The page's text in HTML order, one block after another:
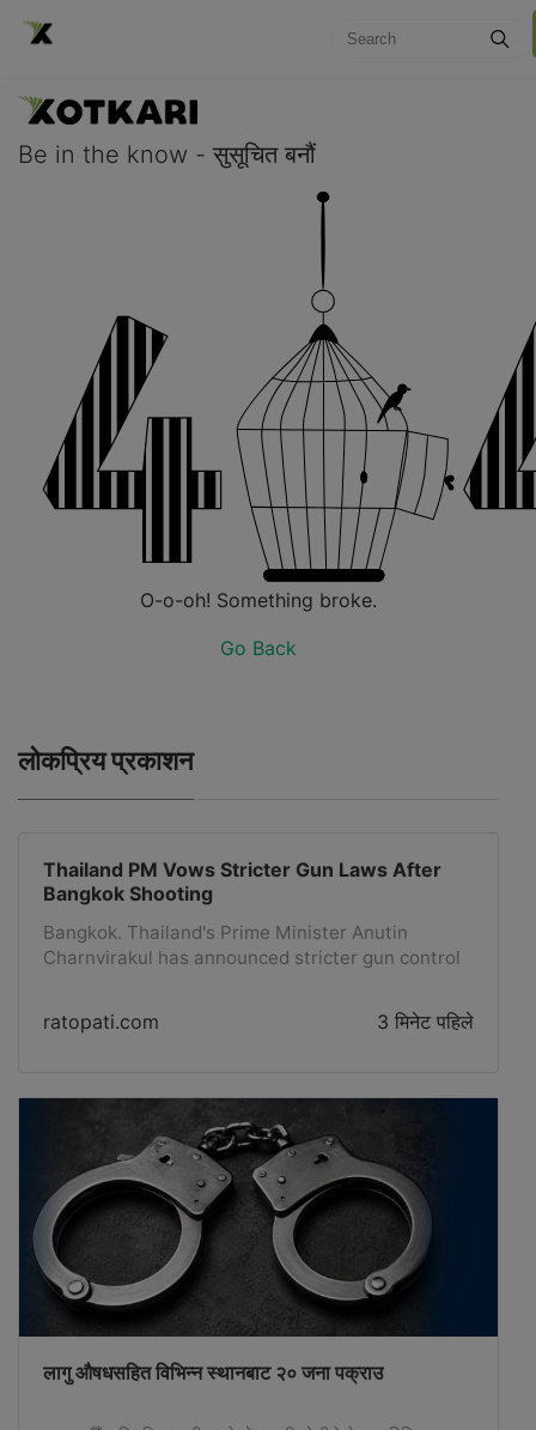
Be in the know - सुसूचित बनौं
O-o-oh! Something broke.
Go Back
लोकप्रिय प्रकाशन
Thailand PM Vows Stricter Gun Laws After
Bangkok Shooting
Bangkok. Thailand's Prime Minister Anutin
Charnvirakul has announced stricter gun control
outskirts of Bangkok resulted in eight deaths.In
Friday's incident, a 14-year-old boy, after
student also died from injuries, local media
reported. After the attack, the teenager shot
himself.Prime Minister Anutin stated that new
laws will be introduced to ban carrying guns in
public places and allow only government officials
on duty to carry weapons. He expressed his
condolences...
ratopati.com 3 मिनेट पहिले
लागु औषधसहित विभिन्न स्थानबाट २० जना पक्राउ